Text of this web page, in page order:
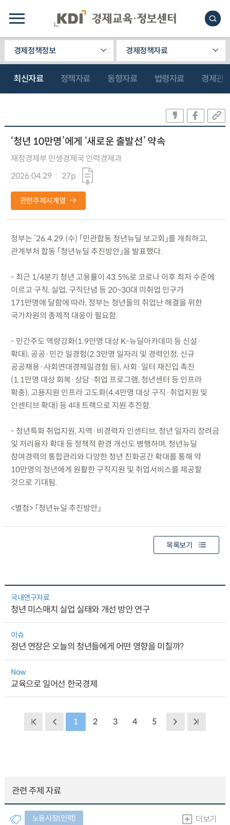
경제정책정보 경제정책자료
최신자료 정책자료 동향자료 법령자료 경제관
‘청년 10만명’에게 ‘새로운 출발선’ 약속
재정경제부 민생경제국 인력경제과
2026.04.29
27p
관련주제시계열
정부는 ’26.4.29.(수) 「민관합동 청년뉴딜 보고회」를 개최하고,
관계부처 합동 「청년뉴딜 추진방안」을 발표했다.
- 최근 1/4분기 청년 고용률이 43.5%로 코로나 이후 최저 수준에
이르고 구직, 실업, 구직단념 등 20~30대 미취업 인구가
171만명에 달함에 따라, 정부는 청년들의 취업난 해결을 위한
국가차원의 총제적 대응이 필요함.
- 민간주도 역량강화(1.9만명 대상 K-뉴딜아카데미 등 신설·
확대), 공공·민간 일경험(2.3만명 일자리 및 경력인정, 신규
공공채용·사회연대경제일경험 등), 사회·일터 재진입 촉진
(1.1만명 대상 회복·상담·취업 프로그램, 청년센터 등 인프라
확충), 고용지원 인프라 고도화(4.4만명 대상 구직·취업지원 및
인센티브 확대) 등 4대 트랙으로 지원 추진함.
- 청년특화 취업지원, 지역·비경력자 인센티브, 청년 일자리 장려금
및 저리융자 확대 등 정책적 환경 개선도 병행하며, 청년뉴딜
참여경력의 통합관리와 다양한 청년 친화공간 확대를 통해 약
10만명의 청년에게 원활한 구직지원 및 취업서비스를 제공할
것으로 기대됨.
<별첨> 「청년뉴딜 추진방안」
목록보기
국내연구자료
청년 미스매치 실업 실태와 개선 방안 연구
이슈
정년 연장은 오늘의 청년들에게 어떤 영향을 미칠까?
Now
교육으로 일어선 한국경제
1 2 3 4 5
관련 주제 자료
노동시장(인력) 더보기